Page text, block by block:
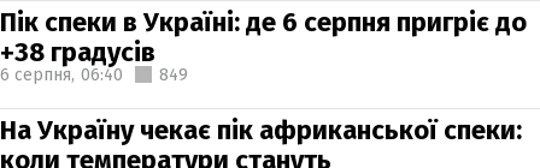
Пік спеки в Україні: де 6 серпня пригріє до
+38 градусів
6 серпня, 06:40 849
На Україну чекає пік африканської спеки:
коли температури стануть